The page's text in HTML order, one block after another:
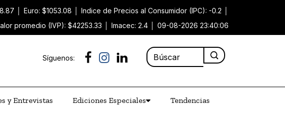
Euro: $1053.08 Indice de Precios al Consumidor (IPC): -0.2
promedio (IVP): $42253.33 Imacec: 2.4 09-08-2026 23:40:06
Síguenos:
y Entrevistas Ediciones Especiales Tendencias